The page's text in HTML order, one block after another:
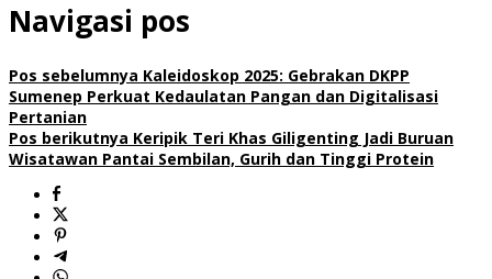
Navigasi pos
Pos sebelumnya Kaleidoskop 2025: Gebrakan DKPP
Sumenep Perkuat Kedaulatan Pangan dan Digitalisasi
Pertanian
Pos berikutnya Keripik Teri Khas Giligenting Jadi Buruan
Wisatawan Pantai Sembilan, Gurih dan Tinggi Protein